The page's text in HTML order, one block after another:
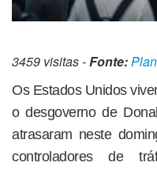
3459 visitas -Fonte:
Os Estados Unidos
o desgoverno de
atrasaram neste
controladores de